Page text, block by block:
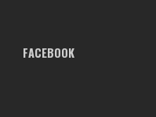
FACEBOOK